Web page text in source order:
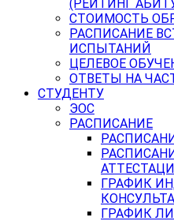
(РЕЙТИНГ
СТОИМОСТЬ
РАСПИСАНИЕ
ИСПЫТАНИЙ
ЦЕЛЕВОЕ
ОТВЕТЫ НА
СТУДЕНТУ
ЭОС
РАСПИСАНИЕ
ГРАФИК
ГРАФИК